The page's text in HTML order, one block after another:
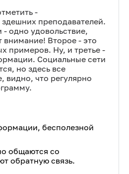
-
преподавателей.
- одно удовольствие,
внимание! Второе - это
примеров. Ну, и третье -
Социальные сети
но здесь все
видно, что регулярно
бесполезной
общаются со
обратную связь.